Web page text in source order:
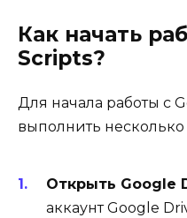
Как начать
Scripts?
Для начала работы с
выполнить несколько
Открыть Google
аккаунт Google